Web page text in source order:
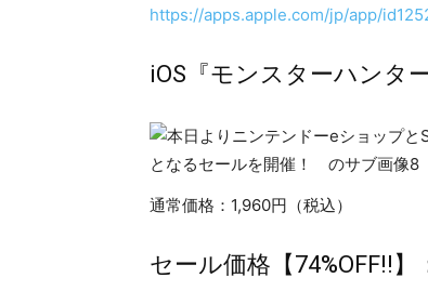
https://apps.apple.com/jp/app/
iOS『モンスターハンタ
通常価格：1,960円（税込）
セール価格【74%OFF!!】